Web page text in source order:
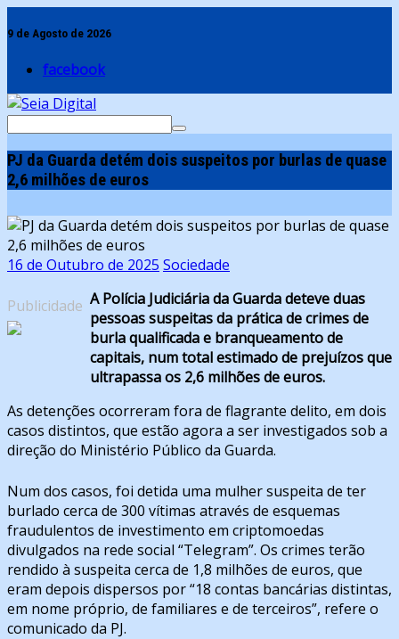
to
9 de Agosto de 2026
facebook
Search
PJ da Guarda detém dois suspeitos por burlas de quase
2,6 milhões de euros
16 de Outubro de 2025 Sociedade
Publicidade A Polícia Judiciária da Guarda deteve duas
pessoas suspeitas da prática de crimes de
burla qualificada e branqueamento de
capitais, num total estimado de prejuízos que
ultrapassa os 2,6 milhões de euros.
As detenções ocorreram fora de flagrante delito, em dois
casos distintos, que estão agora a ser investigados sob a
direção do Ministério Público da Guarda.
Num dos casos, foi detida uma mulher suspeita de ter
burlado cerca de 300 vítimas através de esquemas
fraudulentos de investimento em criptomoedas
divulgados na rede social “Telegram”. Os crimes terão
rendido à suspeita cerca de 1,8 milhões de euros, que
eram depois dispersos por “18 contas bancárias distintas,
em nome próprio, de familiares e de terceiros”, refere o
comunicado da PJ.